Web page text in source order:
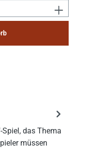
gewünschten
Spiel, das Thema
müssen